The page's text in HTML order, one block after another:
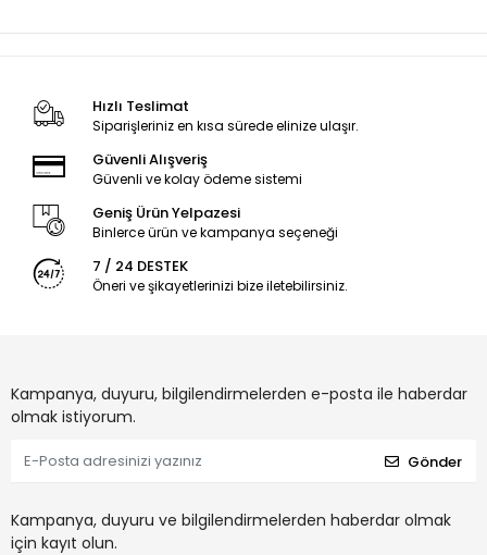
Hızlı Teslimat
Siparişleriniz en kısa sürede elinize ulaşır.
Güvenli Alışveriş
Güvenli ve kolay ödeme sistemi
Geniş Ürün Yelpazesi
Binlerce ürün ve kampanya seçeneği
7 / 24 DESTEK
Öneri ve şikayetlerinizi bize iletebilirsiniz.
Kampanya, duyuru, bilgilendirmelerden e-posta ile haberdar
olmak istiyorum.
Gönder
Kampanya, duyuru ve bilgilendirmelerden haberdar olmak
için kayıt olun.